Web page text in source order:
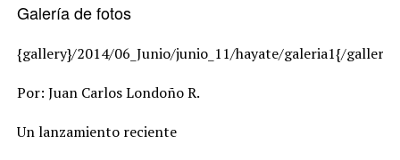
Galería de fotos
{gallery}/2014/06_Junio/junio_11/hayate/galeria1{/gallery}
Por: Juan Carlos Londoño R.
Un lanzamiento reciente